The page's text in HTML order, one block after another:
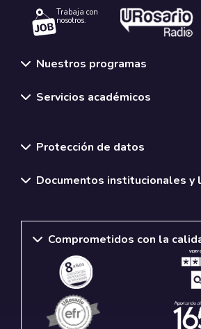
Trabaja con
nosotros.
Nuestros programas
Servicios académicos
Protección de datos
Documentos institucionales y
Comprometidos con la